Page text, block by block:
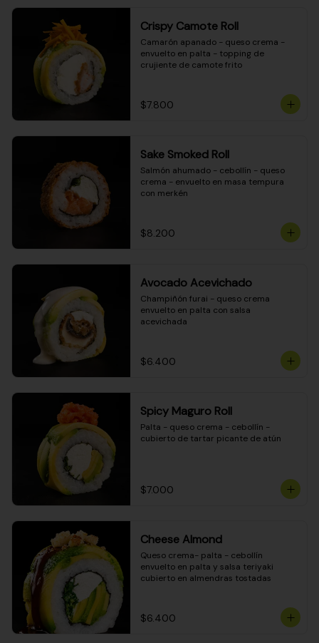
Crispy Camote Roll
Camarón apanado - queso crema -
envuelto en palta - topping de
crujiente de camote frito
$7.800
Sake Smoked Roll
Salmón ahumado - cebollín - queso
crema - envuelto en masa tempura
con merkén
$8.200
Avocado Acevichado
Champiñón furai - queso crema
envuelto en palta con salsa
acevichada
$6.400
Spicy Maguro Roll
Palta - queso crema - cebollín -
cubierto de tartar picante de atún
$7.000
Cheese Almond
Queso crema- palta - cebollín
envuelto en palta y salsa teriyaki
cubierto en almendras tostadas
$6.400